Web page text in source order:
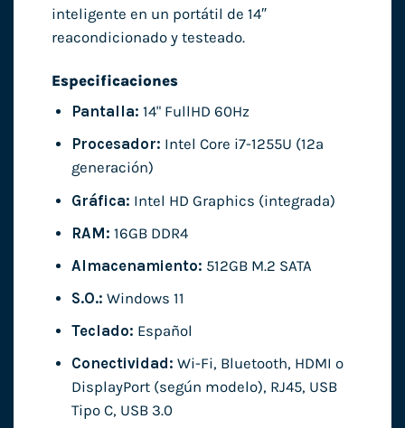
inteligente en un portátil de 14″
reacondicionado y testeado.
Especificaciones
Pantalla: 14" FullHD 60Hz
Procesador: Intel Core i7-1255U (12ª
generación)
Gráfica: Intel HD Graphics (integrada)
RAM: 16GB DDR4
Almacenamiento: 512GB M.2 SATA
S.O.: Windows 11
Teclado: Español
Conectividad: Wi-Fi, Bluetooth, HDMI o
DisplayPort (según modelo), RJ45, USB
Tipo C, USB 3.0